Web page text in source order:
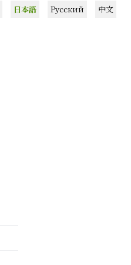
日本語 Русский 中文